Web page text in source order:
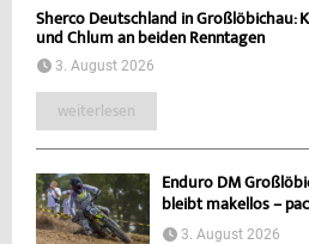
Sherco Deutschland in Großlöbichau:
und Chlum an beiden Renntagen
3. August 2026
weiterlesen
Enduro DM
bleibt makellos –
3. August 2026